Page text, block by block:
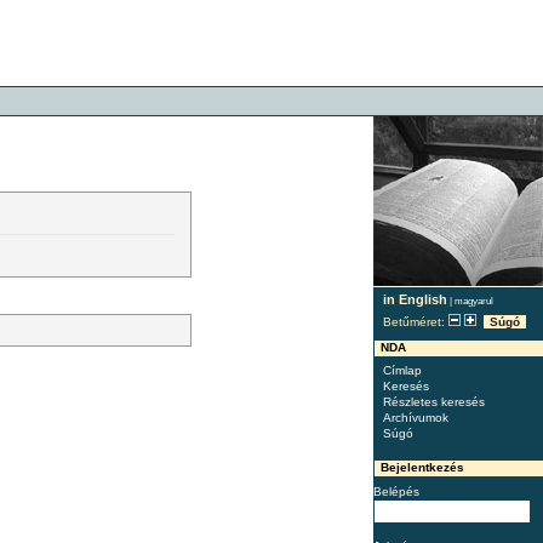
in English | magyarul
Betűméret:
Súgó
NDA
Címlap
Keresés
Részletes keresés
Archívumok
Súgó
Bejelentkezés
Belépés